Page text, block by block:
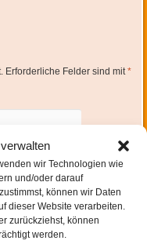
wir Technologien wie
und/oder darauf
können wir Daten
dieser Website verarbeiten.
zurückziehst, können
werden.
Erforderliche Felder sind mit*